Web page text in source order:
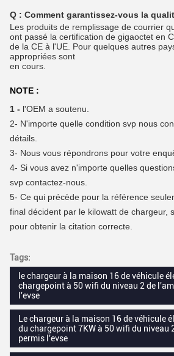
Q : Comment garantissez-vous la
Les produits de remplissage de courrier
ont passé la certification de gigaoctet en
de la CE à l'UE. Pour quelques autres
appropriées sont
en cours.
NOTE :
1 - l'OEM a soutenu.
2- N'importe quelle condition svp nous
détails.
3- Nous vous répondrons pour votre
4- Si vous avez n'importe quelles
svp contactez-nous.
5- Ce qui précède pour la référence
final décident par le kilowatt de chargeur,
pour obtenir la citation correcte.
Tags:
le chargeur à la maison 16 de véhicule
chargepoint à 50 wifi du niveau 2 de
l'evse
Le chargeur à la maison 16 de véhicule
du chargepoint 7KW à 50 wifi du niveau
permis l'evse